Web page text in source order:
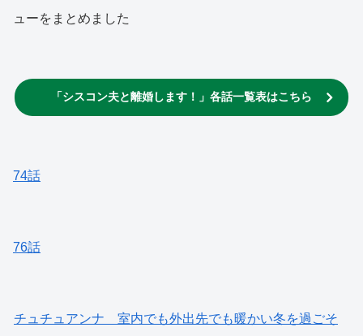
ューをまとめました
「シスコン夫と離婚します！」各話一覧表はこちら
74話
76話
チュチュアンナ 室内でも外出先でも暖かい冬を過ごそ